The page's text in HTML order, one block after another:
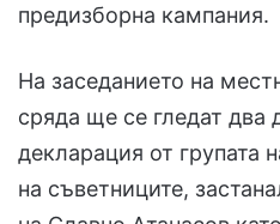
предизборна кампания.
На заседанието на
сряда ще се гледат два
декларация от групата
на съветниците,